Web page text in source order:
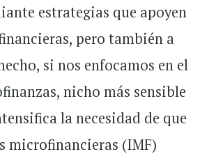
estrategias que apoyen
pero también a
si nos enfocamos en el
nicho más sensible
la necesidad de que
microfinancieras (IMF)